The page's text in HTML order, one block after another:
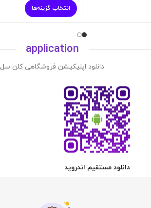
انتخاب گزینه‌ها
application
دانلود اپلیکیشن فروشگاهی کلن سل
دانلود مستقیم اندروید